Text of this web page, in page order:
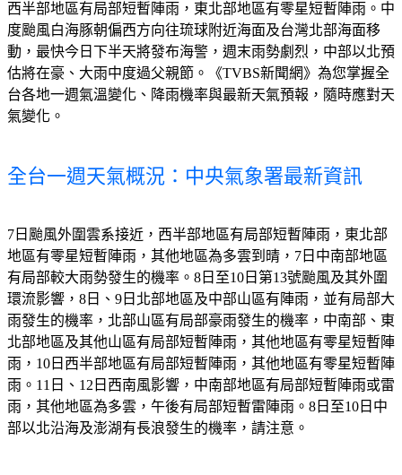
西半部地區有局部短暫陣雨，東北部地區有零星短暫陣雨。中
度颱風白海豚朝偏西方向往琉球附近海面及台灣北部海面移
動，最快今日下半天將發布海警，週末雨勢劇烈，中部以北預
估將在豪、大雨中度過父親節。《TVBS新聞網》為您掌握全
台各地一週氣溫變化、降雨機率與最新天氣預報，隨時應對天
氣變化。
全台一週天氣概況：中央氣象署最新資訊
7日颱風外圍雲系接近，西半部地區有局部短暫陣雨，東北部
地區有零星短暫陣雨，其他地區為多雲到晴，7日中南部地區
有局部較大雨勢發生的機率。8日至10日第13號颱風及其外圍
環流影響，8日、9日北部地區及中部山區有陣雨，並有局部大
雨發生的機率，北部山區有局部豪雨發生的機率，中南部、東
北部地區及其他山區有局部短暫陣雨，其他地區有零星短暫陣
雨，10日西半部地區有局部短暫陣雨，其他地區有零星短暫陣
雨。11日、12日西南風影響，中南部地區有局部短暫陣雨或雷
雨，其他地區為多雲，午後有局部短暫雷陣雨。8日至10日中
部以北沿海及澎湖有長浪發生的機率，請注意。